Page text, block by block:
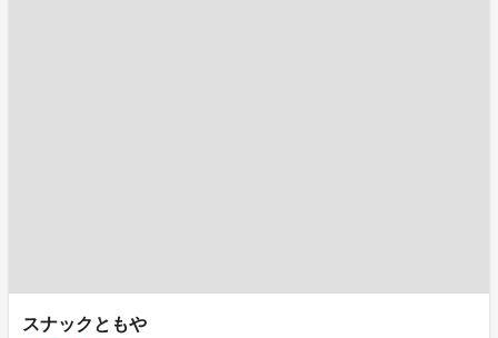
スナックともや